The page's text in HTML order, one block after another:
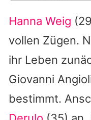
Hanna Weig
vollen Zügen.
ihr Leben
Giovanni
bestimmt.